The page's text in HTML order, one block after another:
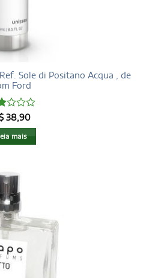
Sole di Positano Acqua , de
Ford
38,90
mais